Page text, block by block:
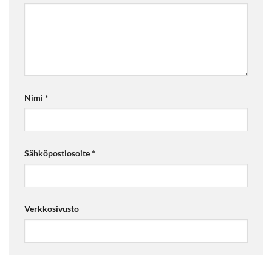
Nimi *
Sähköpostiosoite*
Verkkosivusto